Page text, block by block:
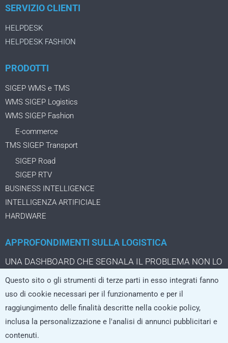
SERVIZIO CLIENTI
HELPDESK
HELPDESK FASHION
PRODOTTI
SIGEP WMS e TMS
WMS SIGEP Logistics
WMS SIGEP Fashion
E-commerce
TMS SIGEP Transport
SIGEP Road
SIGEP RTV
BUSINESS INTELLIGENCE
INTELLIGENZA ARTIFICIALE
HARDWARE
APPROFONDIMENTI SULLA LOGISTICA
UNA DASHBOARD CHE SEGNALA IL PROBLEMA NON LO
IL PACCO DA TRE EURO CHE CAMBIA LA LOGISTICA
DELL’ECOMMERCE
LA LOGISTICA CRESCE SOLO SE I SISTEMI REGGONO
L’AI che non si limita a rispondere, ma agisce nei processi
Questo sito o gli strumenti di terze parti in esso integrati fanno
uso di cookie necessari per il funzionamento e per il
raggiungimento delle finalità descritte nella cookie policy,
inclusa la personalizzazione e l'analisi di annunci pubblicitari e
contenuti.